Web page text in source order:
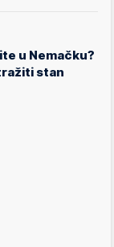
u Nemačku?
stan